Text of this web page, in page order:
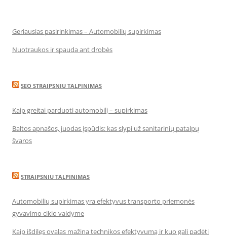
Geriausias pasirinkimas – Automobilių supirkimas
Nuotraukos ir spauda ant drobės
SEO STRAIPSNIU TALPINIMAS
Kaip greitai parduoti automobilį – supirkimas
Baltos apnašos, juodas įspūdis: kas slypi už sanitarinių patalpų
švaros
STRAIPSNIU TALPINIMAS
Automobilių supirkimas yra efektyvus transporto priemonės
gyvavimo ciklo valdyme
Kaip išdilęs ovalas mažina technikos efektyvumą ir kuo gali padėti